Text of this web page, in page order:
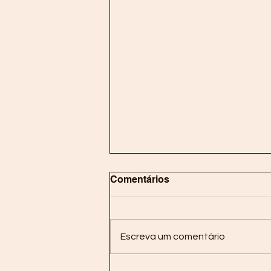
Comentários
Escreva um comentário